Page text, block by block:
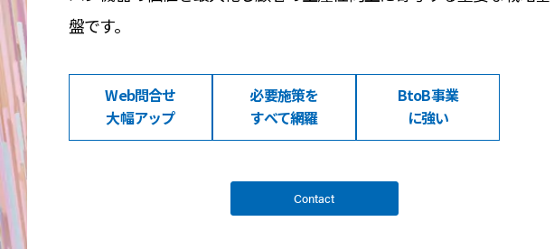
盤です。
Web問合せ
大幅アップ
必要施策を
すべて網羅
BtoB事業
に強い
Contact